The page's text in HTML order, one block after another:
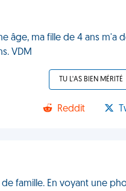
âge, ma fille de 4 ans m'a
VDM
TU L'AS BIEN MÉRITÉ
Reddit
famille. En voyant une